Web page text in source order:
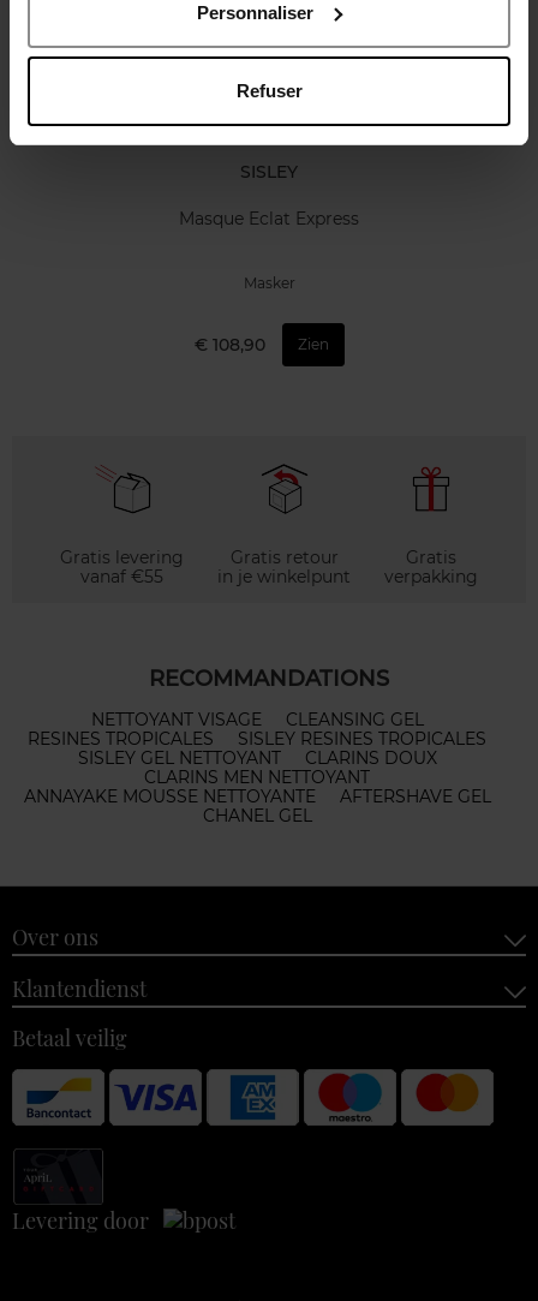
Personnaliser
Refuser
SISLEY
Masque Eclat Express
Masker
€ 108,90 Zien
Gratis levering
vanaf €55
Gratis retour
in je winkelpunt
Gratis
verpakking
RECOMMANDATIONS
NETTOYANT VISAGE
CLEANSING GEL
RESINES TROPICALES
SISLEY RESINES TROPICALES
SISLEY GEL NETTOYANT
CLARINS DOUX
CLARINS MEN NETTOYANT
ANNAYAKE MOUSSE NETTOYANTE
AFTERSHAVE GEL
CHANEL GEL
Over ons
Klantendienst
Betaal veilig
Levering door